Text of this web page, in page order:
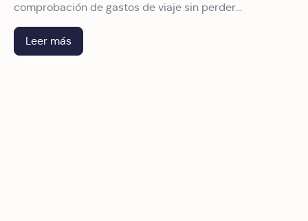
comprobación de gastos de viaje sin perder
deducciones.
Leer más